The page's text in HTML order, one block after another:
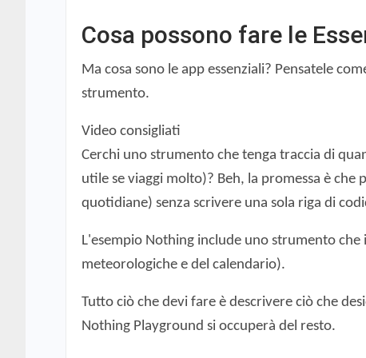
Cosa possono fare le
Ma cosa sono le app essenziali? Pensatele
strumento.
Video consigliati
Cerchi uno strumento che tenga traccia di
utile se viaggi molto)? Beh, la promessa è
quotidiane) senza scrivere una sola riga di
L'esempio Nothing include uno strumento
meteorologiche e del calendario).
Tutto ciò che devi fare è descrivere ciò che
Nothing Playground si occuperà del resto.